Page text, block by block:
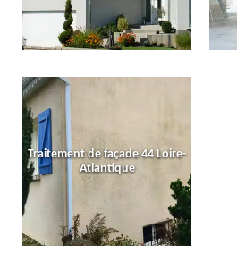
Traitement de façade 44 Loire-
Atlantique